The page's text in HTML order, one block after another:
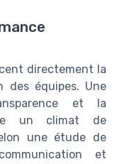
directement la
des équipes. Une
et la
un climat de
une étude de
et